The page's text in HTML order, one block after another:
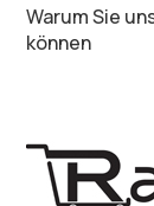
Warum Sie
können